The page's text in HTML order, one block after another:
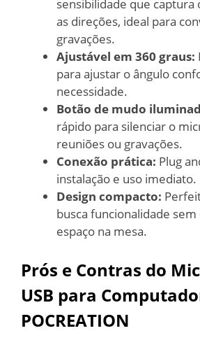
sensibilidade que captura
as direções, ideal para
gravações.
Ajustável em 360 graus:
para ajustar o ângulo
necessidade.
Botão de mudo
rápido para silenciar o
reuniões ou gravações.
Conexão prática: Plug
instalação e uso imediato.
Design compacto:
busca funcionalidade
espaço na mesa.
Prós e Contras do
USB para
POCREATION